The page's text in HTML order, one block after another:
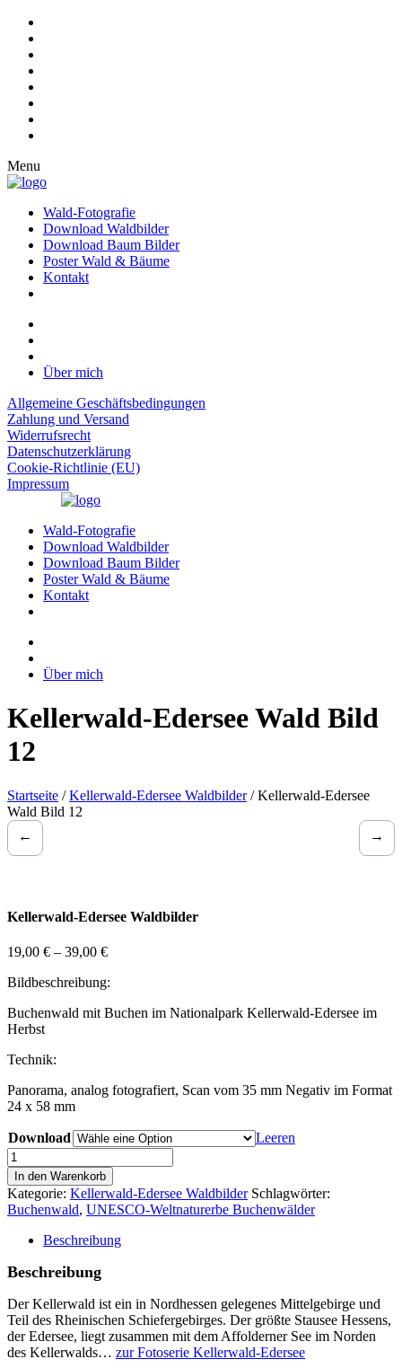
Menu
Wald-Fotografie
Download Waldbilder
Download Baum Bilder
Poster Wald & Bäume
Kontakt
Über mich
Allgemeine Geschäftsbedingungen
Zahlung und Versand
Widerrufsrecht
Datenschutzerklärung
Cookie-Richtlinie (EU)
Impressum
Wald-Fotografie
Download Waldbilder
Download Baum Bilder
Poster Wald & Bäume
Kontakt
Über mich
Kellerwald-Edersee Wald Bild
12
Startseite /Kellerwald-Edersee Waldbilder/ Kellerwald-Edersee
Wald Bild 12
←
→
Kellerwald-Edersee Waldbilder
19,00 € – 39,00 €
Bildbeschreibung:
Buchenwald mit Buchen im Nationalpark Kellerwald-Edersee im
Herbst
Technik:
Panorama, analog fotografiert, Scan vom 35 mm Negativ im Format
24 x 58 mm
Download
Leeren
Kellerwald-
Edersee
Wald
Bild
12
Menge
In den Warenkorb
Kategorie: Kellerwald-Edersee Waldbilder Schlagwörter:
Buchenwald, UNESCO-Weltnaturerbe Buchenwälder
Beschreibung
Beschreibung
Der Kellerwald ist ein in Nordhessen gelegenes Mittelgebirge und
Teil des Rheinischen Schiefergebirges. Der größte Stausee Hessens,
derEdersee, liegt zusammen mit demAffolderner See im Norden
des Kellerwalds… zur Fotoserie Kellerwald-Edersee